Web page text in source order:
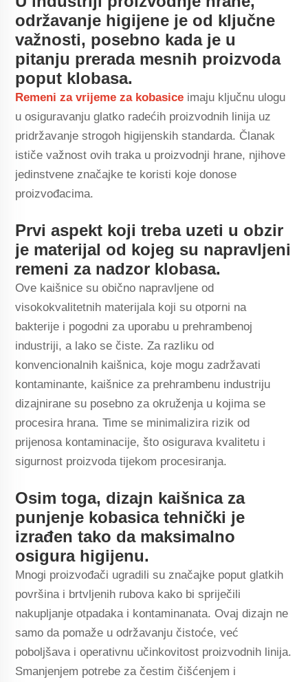
održavanje higijene je od ključne
važnosti, posebno kada je u
pitanju prerada mesnih proizvoda
poput klobasa.
Remeni za vrijeme za kobasice imaju ključnu ulogu
u osiguravanju glatko radećih proizvodnih linija uz
pridržavanje strogoh higijenskih standarda. Članak
ističe važnost ovih traka u proizvodnji hrane, njihove
jedinstvene značajke te koristi koje donose
proizvođacima.
Prvi aspekt koji treba uzeti u obzir
je materijal od kojeg su napravljeni
remeni za nadzor klobasa.
Ove kaišnice su obično napravljene od
visokokvalitetnih materijala koji su otporni na
bakterije i pogodni za uporabu u prehrambenoj
industriji, a lako se čiste. Za razliku od
konvencionalnih kaišnica, koje mogu zadržavati
kontaminante, kaišnice za prehrambenu industriju
dizajnirane su posebno za okruženja u kojima se
procesira hrana. Time se minimalizira rizik od
prijenosa kontaminacije, što osigurava kvalitetu i
sigurnost proizvoda tijekom procesiranja.
Osim toga, dizajn kaišnica za
punjenje kobasica tehnički je
izrađen tako da maksimalno
osigura higijenu.
Mnogi proizvođači ugradili su značajke poput glatkih
površina i brtvljenih rubova kako bi spriječili
nakupljanje otpadaka i kontaminanata. Ovaj dizajn ne
samo da pomaže u održavanju čistoće, već
poboljšava i operativnu učinkovitost proizvodnih linija.
Smanjenjem potrebe za čestim čišćenjem i